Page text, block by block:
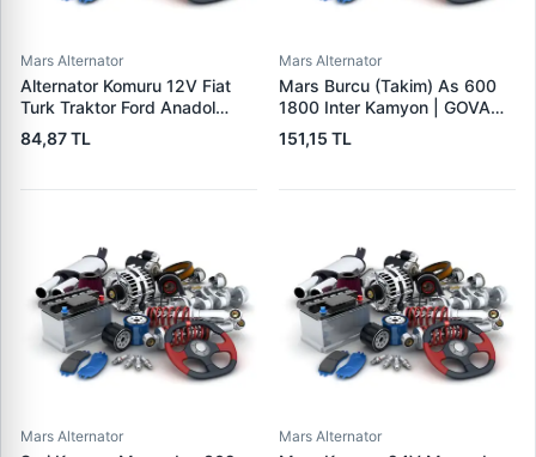
Mars Alternator
Alternator Komuru 12V Fiat
Turk Traktor Ford Anadol
Otokar Otoyol Iveco | MEGA
A 125 | OEM A125
84,87 TL
Mars Alternator
Mars Burcu (Takim) As 600
1800 Inter Kamyon | GOVA
B053-054-055
151,15 TL
Mars Alternator Mars Alternator